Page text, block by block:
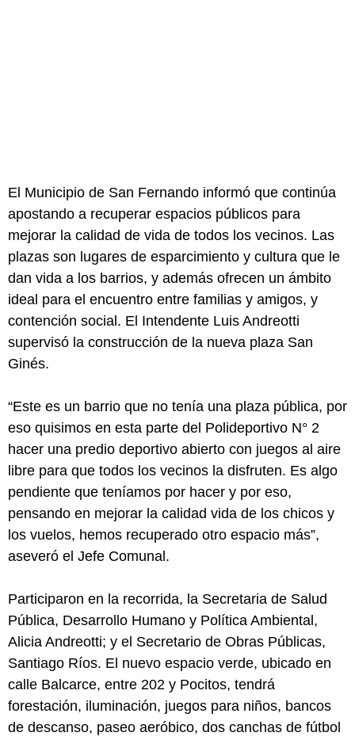
El Municipio de San Fernando informó que continúa
apostando a recuperar espacios públicos para
mejorar la calidad de vida de todos los vecinos. Las
plazas son lugares de esparcimiento y cultura que le
dan vida a los barrios, y además ofrecen un ámbito
ideal para el encuentro entre familias y amigos, y
contención social. El Intendente Luis Andreotti
supervisó la construcción de la nueva plaza San
Ginés.
“Este es un barrio que no tenía una plaza pública, por
eso quisimos en esta parte del Polideportivo N° 2
hacer una predio deportivo abierto con juegos al aire
libre para que todos los vecinos la disfruten. Es algo
pendiente que teníamos por hacer y por eso,
pensando en mejorar la calidad vida de los chicos y
los vuelos, hemos recuperado otro espacio más”,
aseveró el Jefe Comunal.
Participaron en la recorrida, la Secretaria de Salud
Pública, Desarrollo Humano y Política Ambiental,
Alicia Andreotti; y el Secretario de Obras Públicas,
Santiago Ríos. El nuevo espacio verde, ubicado en
calle Balcarce, entre 202 y Pocitos, tendrá
forestación, iluminación, juegos para niños, bancos
de descanso, paseo aeróbico, dos canchas de fútbol